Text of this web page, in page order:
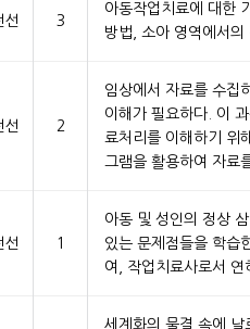
선 3
아동작업치료에 대한
방법, 소아 영역에서의
선 2
임상에서 자료를 수집
이해가 필요하다. 이
료처리를 이해하기 위
그램을 활용하여 자료
선 1
아동 및 성인의 정상
있는 문제점들을 학습
여, 작업치료사로서 연
세계화의 물결 속에 날